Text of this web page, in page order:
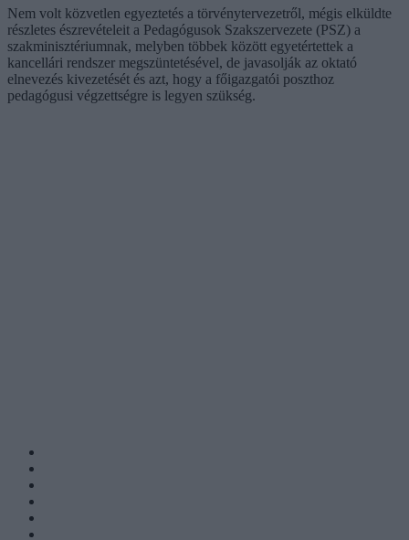
Nem volt közvetlen egyeztetés a törvénytervezetről, mégis elküldte
részletes észrevételeit a Pedagógusok Szakszervezete (PSZ) a
szakminisztériumnak, melyben többek között egyetértettek a
kancellári rendszer megszüntetésével, de javasolják az oktató
elnevezés kivezetését és azt, hogy a főigazgatói poszthoz
pedagógusi végzettségre is legyen szükség.